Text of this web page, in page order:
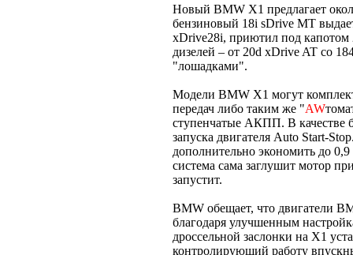
Новый BMW X1 предлагает
бензиновый 18i sDrive MT
xDrive28i, приютил под капотом
дизелей – от 20d xDrive AT со
"лошадками".
Модели BMW X1 могут
передач либо таким же "AW
ступенчатые АКПП. В качестве
запуска двигателя Auto Start-
дополнительно экономить до
система сама заглушит мотор
запустит.
BMW обещает, что двигатели
благодаря улучшенным
дроссельной заслонки на X1
контролирующий работу